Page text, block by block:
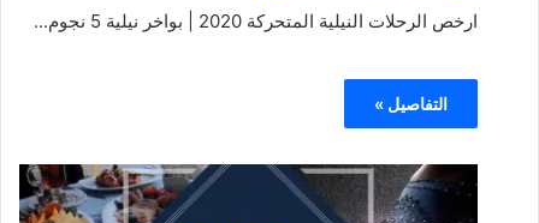
ارخص الرحلات النيلية المتحركة 2020 | بواخر نيلية 5 نجوم...
التفاصيل »